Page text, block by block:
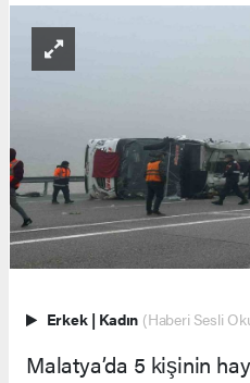
Erkek | Kadın (Haberi Sesli
Malatya’da 5 kişinin